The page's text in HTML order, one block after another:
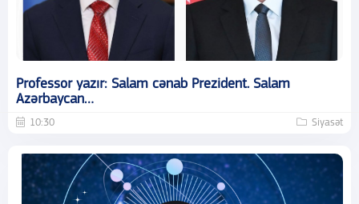
Professor yazır: Salam cənab Prezident. Salam
Azərbaycan…
10:30 Siyasət